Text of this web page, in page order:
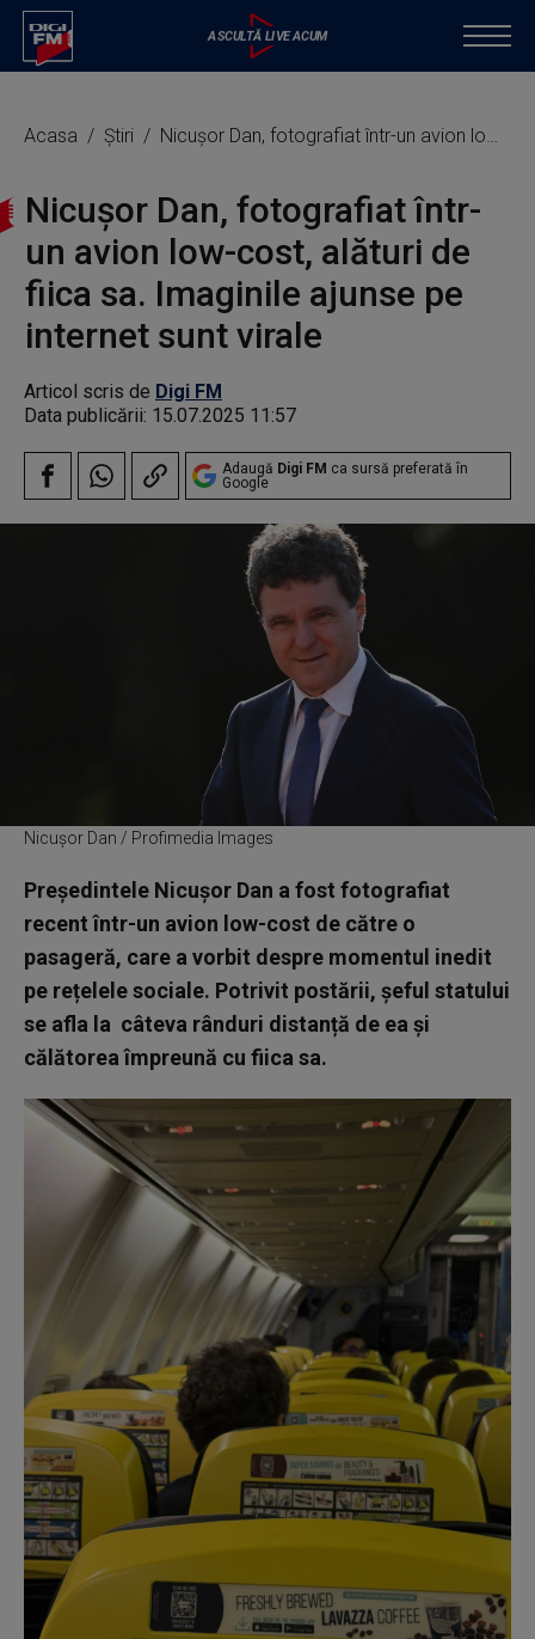
Acasa Știri Nicușor Dan, fotografiat într-un avion low-cost, alături de fiica sa. Imaginile ajunse pe internet sunt virale
Nicușor Dan, fotografiat într-
un avion low-cost, alături de
fiica sa. Imaginile ajunse pe
internet sunt virale
Articol scris de Digi FM
Data publicării: 15.07.2025 11:57
Adaugă Digi FM ca sursă preferată în
Google
Nicușor Dan / Profimedia Images
Președintele Nicușor Dan a fost fotografiat
recent într-un avion low-cost de către o
pasageră, care a vorbit despre momentul inedit
pe rețelele sociale. Potrivit postării, șeful statului
se afla la câteva rânduri distanță de ea și
călătorea împreună cu fiica sa.